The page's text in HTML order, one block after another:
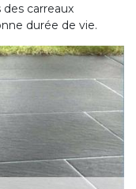
des carreaux
durée de vie.